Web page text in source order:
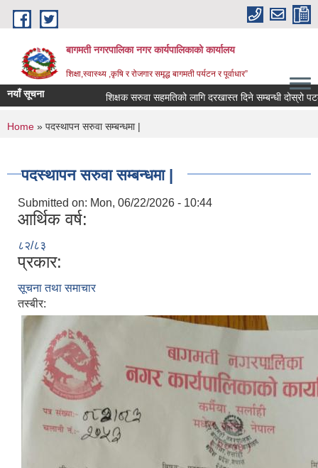
Skip to main content
बागमती नगरपालिका नगर कार्यपालिकाको कार्यालय
शिक्षा,स्वास्थ्य ,कृषि र रोजगार समृद्ध बागमती पर्यटन र पूर्वाधार”
नयाँ सूचना शिक्षक सरुवा सहमतिको लागि दरखास्त दिने सम्बन्धी दोस्रो
You are here
Home » पदस्थापन सरुवा सम्बन्धमा |
पदस्थापन सरुवा सम्बन्धमा |
Submitted on: Mon, 06/22/2026 - 10:44
आर्थिक वर्ष:
८२/८३
प्रकार:
सूचना तथा समाचार
तस्बीर: